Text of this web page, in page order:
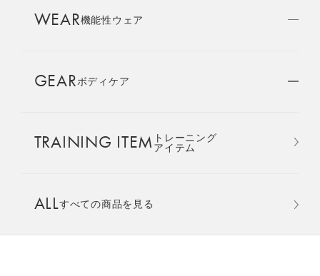
SIXPAD APP
COLUMN
LARGE ORDER ⼤⼝注⽂窓⼝
MULTI EMS
WEAR機能性ウェア
GEARボディケア
TRAINING ITEM トレーニング
アイテム
ALLすべての商品を見る
足裏からふくらはぎまでを
同時に鍛える。